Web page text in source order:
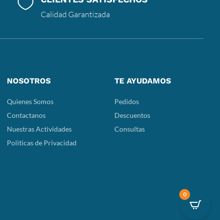
Calidad Garantizada
NOSOTROS
Quienes Somos
Contactanos
Nuestras Actividades
Politicas de Privacidad
TE AYUDAMOS
Pedidos
Descuentos
Consultas
0